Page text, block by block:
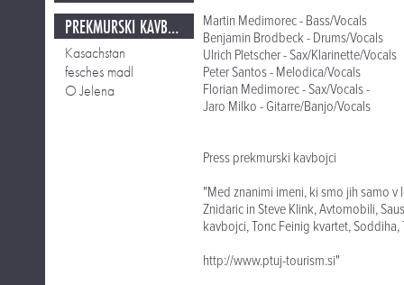
PREKMURSKI KAVBOJCI
Kasachstan
fesches madl
O Jelena
Martin Medimorec - Bass/Vocals
Benjamin Brodbeck - Drums/Vocals
Ulrich Pletscher - Sax/Klarinette/Vocals
Peter Santos - Melodica/Vocals
Florian Medimorec - Sax/Vocals -
Jaro Milko - Gitarre/Banjo/Vocals
Press prekmurski kavbojci
"Med znanimi imeni, ki smo jih samo
Znidaric in Steve Klink, Avtomobili,
kavbojci, Tonc Feinig kvartet,
http://www.ptuj-tourism.si"